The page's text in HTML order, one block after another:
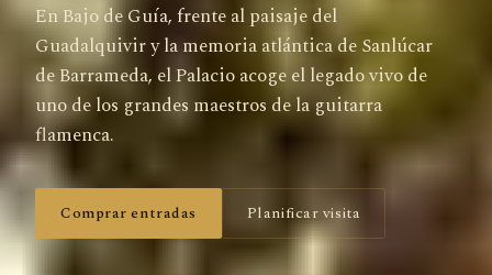
En Bajo de Guía, frente al paisaje del
Guadalquivir y la memoria atlántica de Sanlúcar
de Barrameda, el Palacio acoge el legado vivo de
uno de los grandes maestros de la guitarra
flamenca.
Comprar entradas Planificar visita